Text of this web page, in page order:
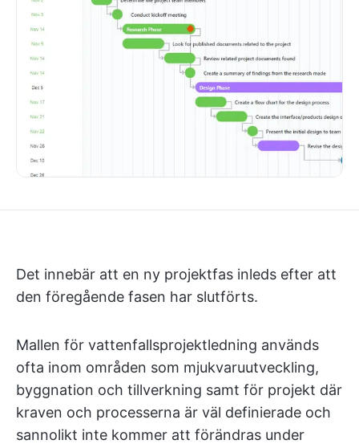
Det innebär att en ny projektfas inleds efter att
den föregående fasen har slutförts.
Mallen för vattenfallsprojektledning används
ofta inom områden som mjukvaruutveckling,
byggnation och tillverkning samt för projekt där
kraven och processerna är väl definierade och
sannolikt inte kommer att förändras under